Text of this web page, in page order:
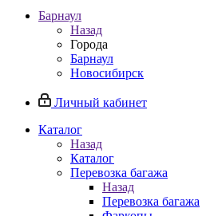
Барнаул
Назад
Города
Барнаул
Новосибирск
Личный кабинет
Каталог
Назад
Каталог
Перевозка багажа
Назад
Перевозка багажа